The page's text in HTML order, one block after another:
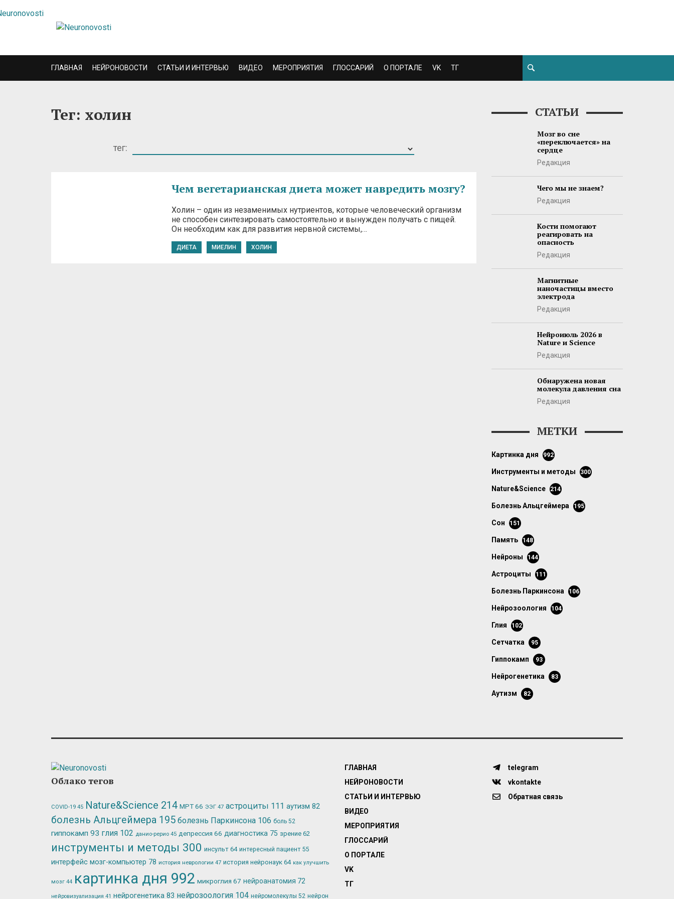
ГЛАВНАЯ НЕЙРОНОВОСТИ СТАТЬИ И ИНТЕРВЬЮ ВИДЕО МЕРОПРИЯТИЯ ГЛОССАРИЙ О ПОРТАЛЕ VK ТГ
Тег: холин
тег:
Чем вегетарианская диета может навредить мозгу?
Холин – один из незаменимых нутриентов, которые человеческий организм
не способен синтезировать самостоятельно и вынужден получать с пищей.
Он необходим как для развития нервной системы,…
ДИЕТА МИЕЛИН ХОЛИН
СТАТЬИ
Мозг во сне
«переключается» на
сердце
Редакция
Чего мы не знаем?
Редакция
Кости помогают
реагировать на
опасность
Редакция
Магнитные
наночастицы вместо
электрода
Редакция
Нейроиюль 2026 в
Nature и Science
Редакция
Обнаружена новая
молекула давления сна
Редакция
МЕТКИ
картинка дня 992
инструменты и методы 300
Nature&Science 214
болезнь Альцгеймера 195
сон 151
память 148
нейроны 144
астроциты 111
болезнь Паркинсона 106
нейрозоология 104
глия 102
сетчатка 95
гиппокамп 93
нейрогенетика 83
аутизм 82
Облако тегов
COVID-19 45 Nature&Science 214 МРТ66 ЭЭГ 47 астроциты 111 аутизм 82
болезнь Альцгеймера 195 болезнь Паркинсона 106 боль 52
гиппокамп 93 глия 102 данио-рерио 45 депрессия 66 диагностика 75 зрение 62
инструменты и методы 300 инсульт 64 интересный пациент 55
интерфейс мозг-компьютер 78 история неврологии 47 история нейронаук 64 как улучшить
мозг 44 картинка дня 992 микроглия 67 нейроанатомия 72
нейровизуализация 41 нейрогенетика 83 нейрозоология 104 нейромолекулы 52 нейрон
ГЛАВНАЯ
НЕЙРОНОВОСТИ
СТАТЬИ И ИНТЕРВЬЮ
ВИДЕО
МЕРОПРИЯТИЯ
ГЛОССАРИЙ
О ПОРТАЛЕ
VK
ТГ
telegram
vkontakte
Обратная связь